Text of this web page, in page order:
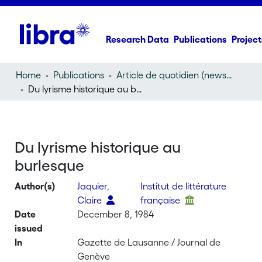
Research Data Publications
Home Publications
Article de quotidien (newspaper article)
Du lyrisme historique au burlesque
Du lyrisme historique au
burlesque
Author(s)
Jaquier,
Claire
Institut de littérature
française
Date
issued
December 8, 1984
In
Gazette de Lausanne / Journal de
Genève